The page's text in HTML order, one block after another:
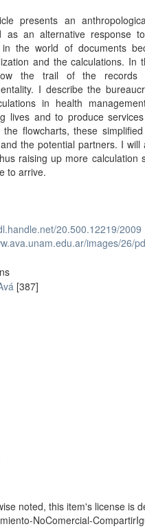
presents an
as an alternative response
in the world of documents
and the calculations. In
the trail of the records
I describe the
in health
lives and to produce
the flowcharts, these
the potential partners. I
raising up more calculation
to arrive.
20.500.12219/2009
images/26/
[387]
noted, this item's license is
NoComercial-